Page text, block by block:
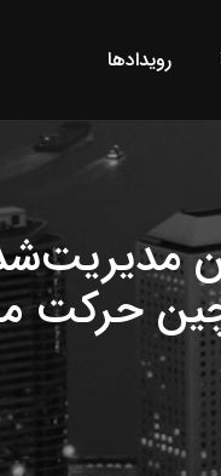
رویدادها
حرکت